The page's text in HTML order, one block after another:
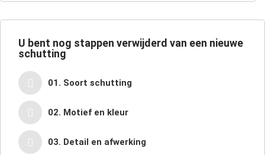
U bent nog stappen verwijderd van een nieuwe
schutting
01. Soort schutting
02. Motief en kleur
03. Detail en afwerking